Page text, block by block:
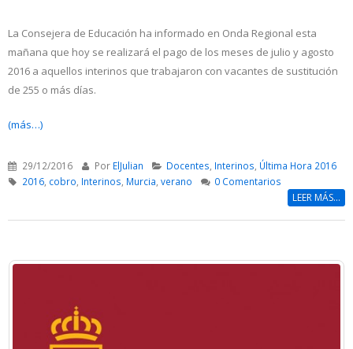
La Consejera de Educación ha informado en Onda Regional esta
mañana que hoy se realizará el pago de los meses de julio y agosto
2016 a aquellos interinos que trabajaron con vacantes de sustitución
de 255 o más días.
(más…)
29/12/2016 Por ElJulian Docentes Interinos Última Hora 2016
2016, cobro Interinos Murcia verano 0 Comentarios
LEER MÁS...